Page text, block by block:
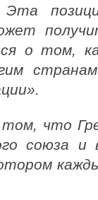
о том,
что
союза и